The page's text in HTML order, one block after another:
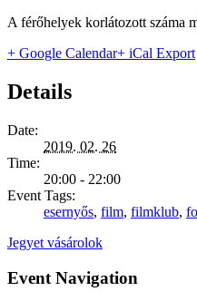
A férőhelyek korlátozott száma
+ Google Calendar+ iCal Export
Details
Date:
2019. 02. 26
Time:
20:00 - 22:00
Event Tags:
esernyős, film, filmklub,
Jegyet vásárolok
Event Navigation